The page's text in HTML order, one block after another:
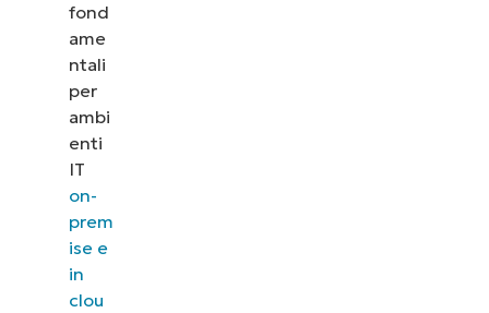
fond
ame
ntali
per
ambi
enti
IT
on-
prem
ise e
in
clou